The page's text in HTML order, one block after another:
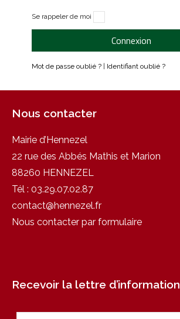
Se rappeler de moi
Connexion
Mot de passe oublié ? | Identifiant oublié ?
Nous contacter
Mairie d’Hennezel
22 rue des Abbés Mathis et Marion
88260 HENNEZEL
Tél : 03.29.07.02.87
contact@hennezel.fr
Nous contacter par formulaire
Recevoir la lettre d’information
Louer une salle municipale
Les arrêtés
Darney-la-Vôge : une Forêt